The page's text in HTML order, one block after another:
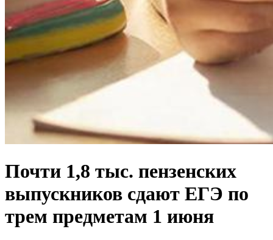
Почти 1,8 тыс. пензенских
выпускников сдают ЕГЭ по
трем предметам 1 июня